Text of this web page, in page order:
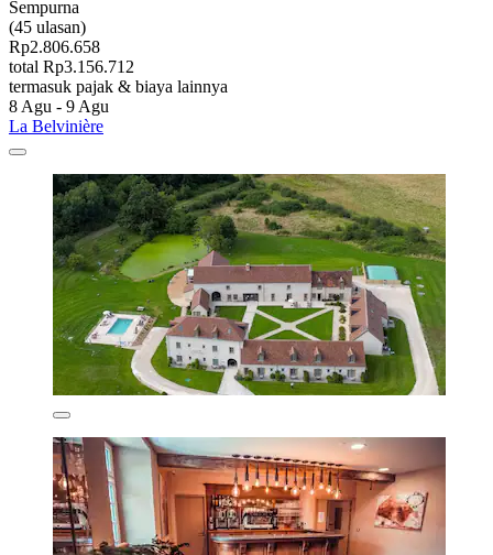
Sempurna
(45 ulasan)
Rp2.806.658
total Rp3.156.712
termasuk pajak & biaya lainnya
8 Agu - 9 Agu
La Belvinière